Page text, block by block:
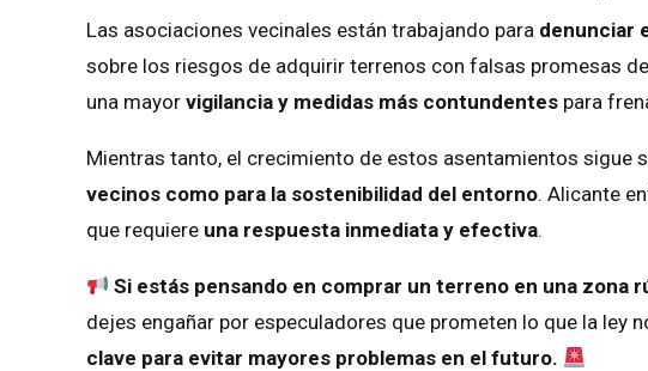
Las asociaciones vecinales están trabajando para denunciar
sobre los riesgos de adquirir terrenos con falsas promesas
una mayor vigilancia y medidas más contundentes para
Mientras tanto, el crecimiento de estos asentamientos sigue
vecinos como para la sostenibilidad del entorno. Alicante
que requiere una respuesta inmediata y efectiva.
Si estás pensando en comprar un terreno en una zona
dejes engañar por especuladores que prometen lo que la ley
clave para evitar mayores problemas en el futuro.